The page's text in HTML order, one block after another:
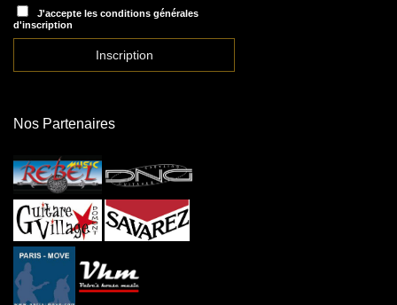
J'accepte les conditions générales
d'inscription
Nos Partenaires